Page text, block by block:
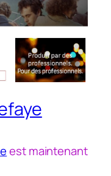
est maintenant